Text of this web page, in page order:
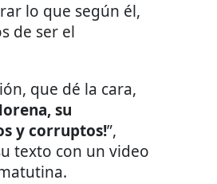
lo que según él,
de ser el
que dé la cara,
su
y corruptos!”,
texto con un video